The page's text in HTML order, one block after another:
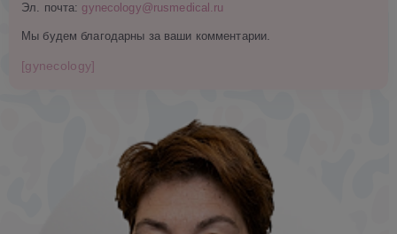
Эл. почта: gynecology@rusmedical.ru
Мы будем благодарны за ваши комментарии.
[gynecology]